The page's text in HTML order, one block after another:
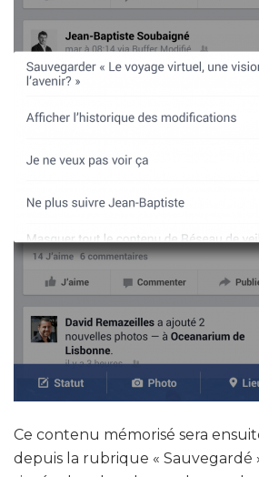
Ce contenu mémorisé sera
depuis la rubrique « Sauvegardé